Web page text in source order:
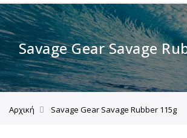
Savage Gear Savage
Αρχική Savage Gear Savage Rubber 115g